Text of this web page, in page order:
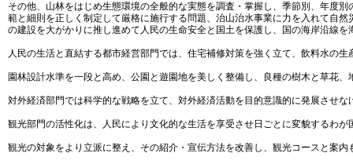
その他、山林をはじめ生態環境の全般的な実態を調査・掌握し、季節別、年度
範と細則を正しく制定して厳格に施行する問題、治山治水事業に力を入れて自
の建設を大がかりに推し進めて人民の生命安全と国土を保護し、国の海岸沿線
人民の生活と直結する都市経営部門では、住宅補修対策を強く立て、飲料水の
園林設計水準を一段と高め、公園と遊園地を美しく整備し、良種の樹木と草花
対外経済部門では科学的な戦略を立て、対外経済活動を目的意識的に発展させな
観光部門の活性化は、人民により文化的な生活を享受させ日ごとに変貌するわ
観光の対象をより立派に整え、その紹介・宣伝方法を改善し、観光コースと案内